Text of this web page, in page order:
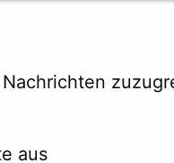
aus